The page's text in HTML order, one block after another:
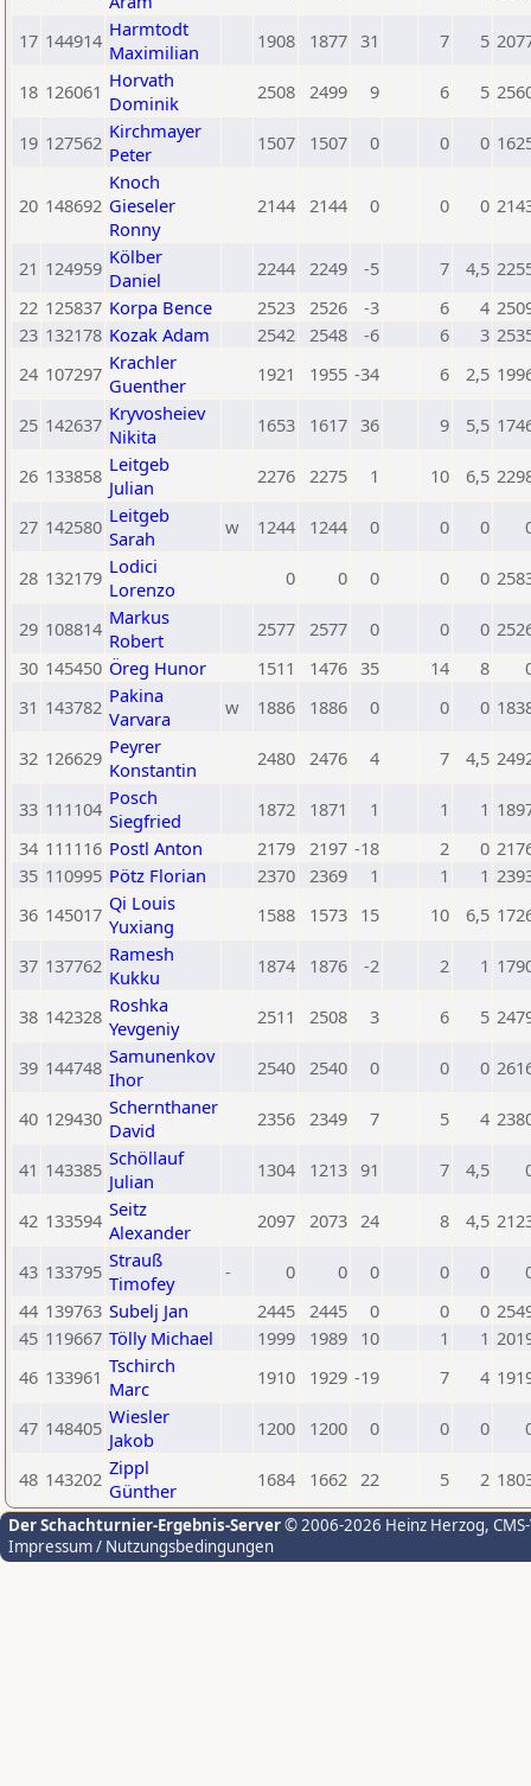
17 144914 Harmtodt
Maximilian
1908 1877 31 7 5
18 126061 Horvath
Dominik
2508 2499 9 6 5
19 127562 Kirchmayer
Peter
1507 1507 0 0 0
20 148692
Knoch
Gieseler
Ronny
2144 2144 0 0 0
21 124959 Kölber
Daniel
2244 2249 -5 7 4,5
22 125837 Korpa Bence 2523 2526 -3 6 4
23 132178 Kozak Adam 2542 2548 -6 6 3
24 107297 Krachler
Guenther
1921 1955 -34 6 2,5
25 142637 Kryvosheiev
Nikita
1653 1617 36 9 5,5
26 133858 Leitgeb
Julian
2276 2275 1 10 6,5
27 142580 Leitgeb
Sarah
w 1244 1244 0 0 0
28 132179 Lodici
Lorenzo
0 0 0 0 0
29 108814 Markus
Robert
2577 2577 0 0 0
30 145450 Öreg Hunor 1511 1476 35 14 8
31 143782 Pakina
Varvara
w 1886 1886 0 0 0
32 126629 Peyrer
Konstantin
2480 2476 4 7 4,5
33 111104 Posch
Siegfried
1872 1871 1 1 1
34 111116 Postl Anton 2179 2197 -18 2 0
35 110995 Pötz Florian 2370 2369 1 1 1
36 145017 Qi Louis
Yuxiang
1588 1573 15 10 6,5
37 137762 Ramesh
Kukku
1874 1876 -2 2 1
38 142328 Roshka
Yevgeniy
2511 2508 3 6 5
39 144748 Samunenkov
Ihor
2540 2540 0 0 0
40 129430 Schernthaner
David
2356 2349 7 5 4
41 143385 Schöllauf
Julian
1304 1213 91 7 4,5
42 133594 Seitz
Alexander
2097 2073 24 8 4,5
43 133795 Strauß
Timofey
- 0 0 0 0 0
44 139763 Subelj Jan 2445 2445 0 0 0
45 119667 Tölly Michael 1999 1989 10 1 1
46 133961 Tschirch
Marc
1910 1929 -19 7 4
47 148405 Wiesler
Jakob
1200 1200 0 0 0
48 143202 Zippl
Günther
1684 1662 22 5 2
Der Schachturnier-Ergebnis-Server© 2006-2026 Heinz Herzog,
Impressum / Nutzungsbedingungen